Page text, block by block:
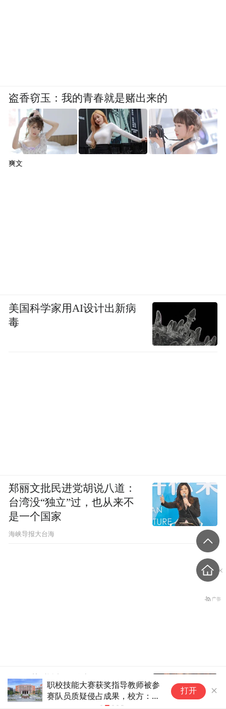
职校技能大赛获奖指导教师被参
赛队员质疑侵占成果，校方：反
“
打开
盗香窃玉：我的青春就是赌出来的
爽文
美国科学家用AI设计出新病
毒
郑丽文批民进党胡说八道：
台湾没“独立”过，也从来不
是一个国家
​海峡导报大台海
因凡蒂诺被爆曾与女员工有
染，国际足联、欧足联紧急